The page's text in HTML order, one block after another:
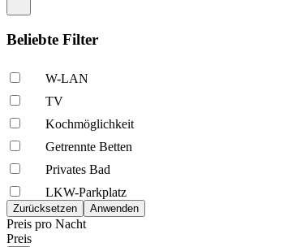
Beliebte Filter
W-LAN
TV
Kochmöglich­keit
Getrennte Betten
Privates Bad
LKW-Parkplatz
Preis pro Nacht
Preis